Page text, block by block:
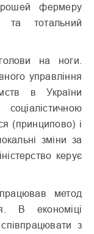
фермеру
та тотальний
на ноги.
управління
в України
(принципово) і
зміни за
керує
метод
В економіці
з